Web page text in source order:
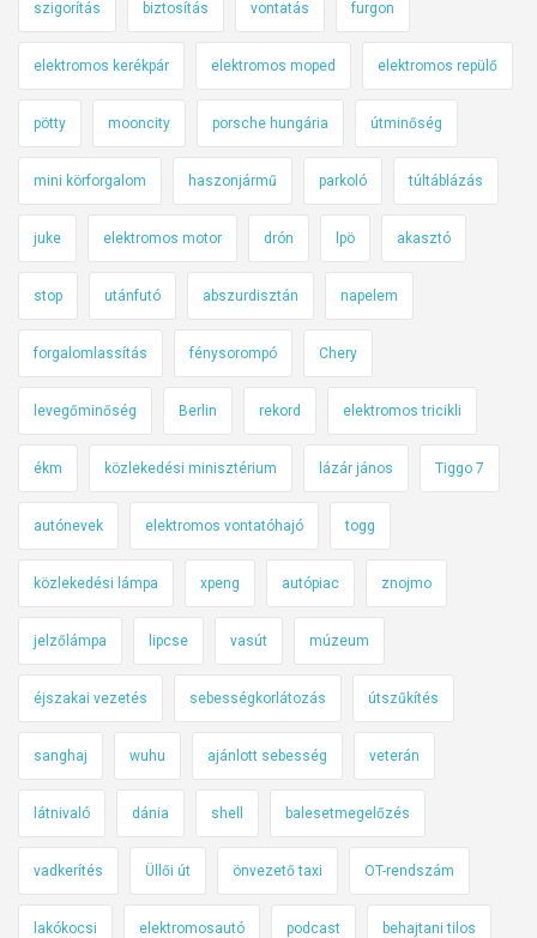
szigorítás biztosítás vontatás furgon
elektromos kerékpár elektromos moped elektromos repülő
pötty mooncity porsche hungária útminőség
mini körforgalom haszonjármű parkoló túltáblázás
juke elektromos motor drón lpö akasztó
stop utánfutó abszurdisztán napelem
forgalomlassítás fénysorompó Chery
levegőminőség Berlin rekord elektromos tricikli
ékm közlekedési minisztérium lázár jános Tiggo 7
autónevek elektromos vontatóhajó togg
közlekedési lámpa xpeng autópiac znojmo
jelzőlámpa lipcse vasút múzeum
éjszakai vezetés sebességkorlátozás útszűkítés
sanghaj wuhu ajánlott sebesség veterán
látnivaló dánia shell balesetmegelőzés
vadkerítés Üllői út önvezető taxi OT-rendszám
lakókocsi elektromosautó podcast behajtani tilos